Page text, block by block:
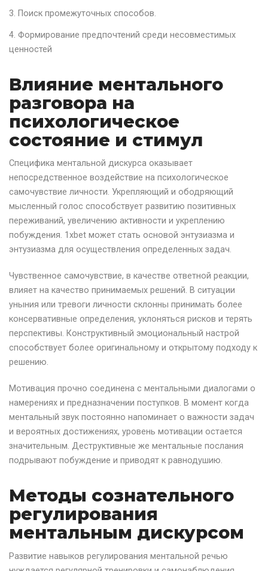
Поиск промежуточных способов.
Формирование предпочтений среди несовместимых
ценностей
Влияние ментального
разговора на
психологическое
состояние и стимул
Специфика ментальной дискурса оказывает
непосредственное воздействие на психологическое
самочувствие личности. Укрепляющий и ободряющий
мысленный голос способствует развитию позитивных
переживаний, увеличению активности и укреплению
побуждения. 1xbet может стать основой энтузиазма и
энтузиазма для осуществления определенных задач.
Чувственное самочувствие, в качестве ответной реакции,
влияет на качество принимаемых решений. В ситуации
уныния или тревоги личности склонны принимать более
консервативные определения, уклоняться рисков и терять
перспективы. Конструктивный эмоциональный настрой
способствует более оригинальному и открытому подходу к
решению.
Мотивация прочно соединена с ментальными диалогами о
намерениях и предназначении поступков. В момент когда
ментальный звук постоянно напоминает о важности задач
и вероятных достижениях, уровень мотивации остается
значительным. Деструктивные же ментальные послания
подрывают побуждение и приводят к равнодушию.
Методы сознательного
регулирования
ментальным дискурсом
Развитие навыков регулирования ментальной речью